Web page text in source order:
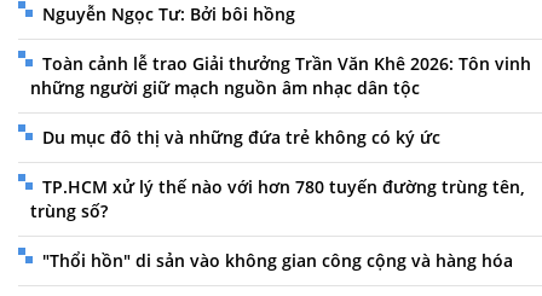
Nguyễn Ngọc Tư: Bởi bôi hồng
Toàn cảnh lễ trao Giải thưởng Trần Văn Khê 2026: Tôn vinh
những người giữ mạch nguồn âm nhạc dân tộc
Du mục đô thị và những đứa trẻ không có ký ức
TP.HCM xử lý thế nào với hơn 780 tuyến đường trùng tên,
trùng số?
"Thổi hồn" di sản vào không gian công cộng và hàng hóa